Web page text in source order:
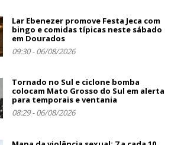
Lar Ebenezer promove Festa Jeca com
bingo e comidas típicas neste sábado
em Dourados
09:30 - 06/08/2026
Tornado no Sul e ciclone bomba
colocam Mato Grosso do Sul em alerta
para temporais e ventania
08:29 - 06/08/2026